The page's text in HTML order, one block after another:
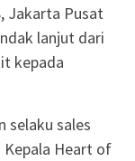
Jakarta Pusat
lanjut dari
kepada
selaku sales
Kepala Heart of